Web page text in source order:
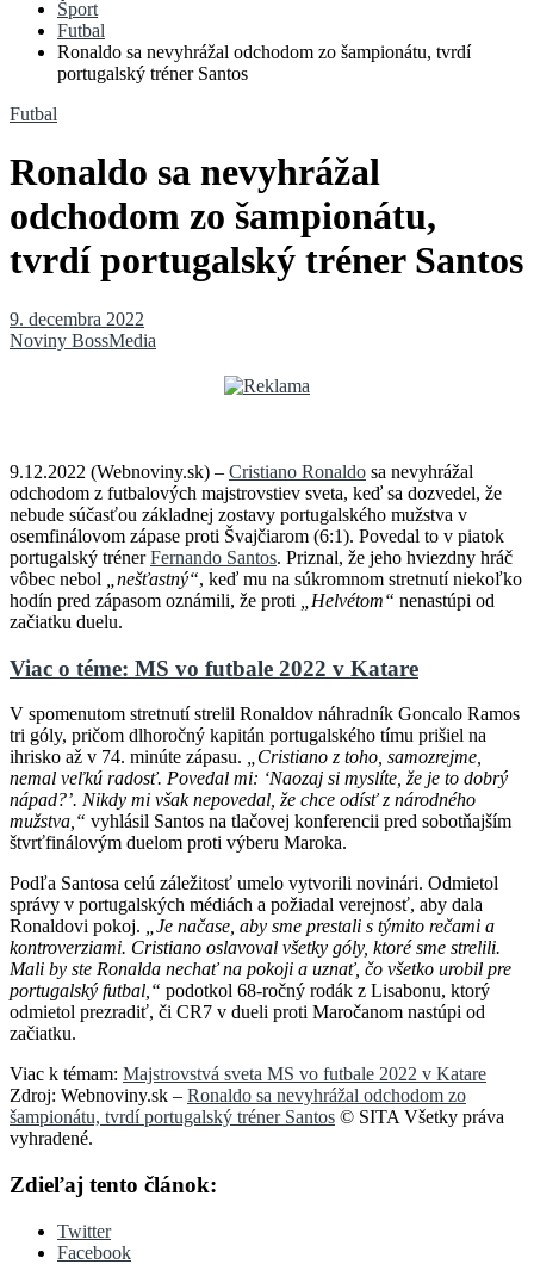
Šport
Futbal
Ronaldo sa nevyhrážal odchodom zo šampionátu, tvrdí
portugalský tréner Santos
Futbal
Ronaldo sa nevyhrážal
odchodom zo šampionátu,
tvrdí portugalský tréner Santos
9. decembra 2022
Noviny BossMedia
9.12.2022 (Webnoviny.sk) – Cristiano Ronaldo sa nevyhrážal
odchodom z futbalových majstrovstiev sveta, keď sa dozvedel, že
nebude súčasťou základnej zostavy portugalského mužstva v
osemfinálovom zápase proti Švajčiarom (6:1). Povedal to v piatok
portugalský trénerFernando Santos. Priznal, že jeho hviezdny hráč
vôbec nebol
„nešťastný“, keď mu na súkromnom stretnutí niekoľko
hodín pred zápasom oznámili, že proti
„Helvétom“ nenastúpi od
začiatku duelu.
Viac o téme: MS vo futbale 2022 v Katare
V spomenutom stretnutí strelil Ronaldov náhradník Goncalo Ramos
tri góly, pričom dlhoročný kapitán portugalského tímu prišiel na
ihrisko až v 74. minúte zápasu.
„Cristiano z toho, samozrejme,
nemal veľkú radosť. Povedal mi: ‘Naozaj si myslíte, že je to dobrý
nápad?’. Nikdy mi však nepovedal, že chce odísť z národného
mužstva,“ vyhlásil Santos na tlačovej konferencii pred sobotňajším
štvrťfinálovým duelom proti výberu Maroka.
Podľa Santosa celú záležitosť umelo vytvorili novinári. Odmietol
správy v portugalských médiách a požiadal verejnosť, aby dala
Ronaldovi pokoj.
„Je načase, aby sme prestali s týmito rečami a
kontroverziami. Cristiano oslavoval všetky góly, ktoré sme strelili.
Mali by ste Ronalda nechať na pokoji a uznať, čo všetko urobil pre
portugalský futbal,“ podotkol 68-ročný rodák z Lisabonu, ktorý
odmietol prezradiť, či CR7 v dueli proti Maročanom nastúpi od
začiatku.
Viac k témam: Majstrovstvá sveta MS vo futbale 2022 v Katare
Zdroj: Webnoviny.sk – Ronaldo sa nevyhrážal odchodom zo
šampionátu, tvrdí portugalský tréner Santos © SITA Všetky práva
vyhradené.
Zdieľaj tento článok:
Twitter
Facebook